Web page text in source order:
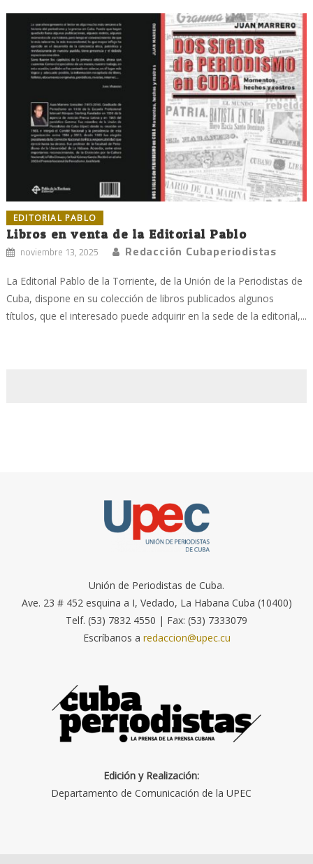
EDITORIAL PABLO
Libros en venta de la Editorial Pablo
noviembre 13, 2025 Redacción Cubaperiodistas
La Editorial Pablo de la Torriente, de la Unión de la Periodistas de
Cuba, dispone en su colección de libros publicados algunos
títulos, que el interesado puede adquirir en la sede de la editorial,...
Unión de Periodistas de Cuba.
Ave. 23 # 452 esquina a I, Vedado, La Habana Cuba (10400)
Telf. (53) 7832 4550 | Fax: (53) 7333079
Escríbanos a redaccion@upec.cu
Edición y Realización:
Departamento de Comunicación de la UPEC